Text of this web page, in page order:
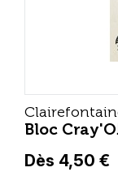
Bloc
Dès 4,50 €